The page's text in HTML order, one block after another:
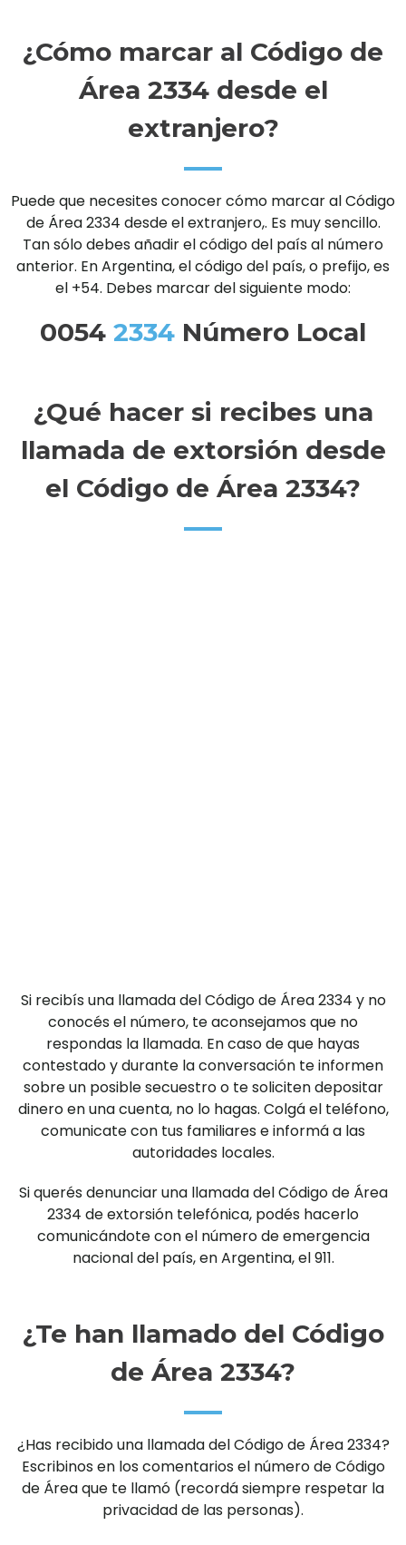
¿Cómo marcar al Código de
Área 2334 desde el
extranjero?
Puede que necesites conocer cómo marcar al Código
de Área 2334 desde el extranjero,. Es muy sencillo.
Tan sólo debes añadir el código del país al número
anterior. En Argentina, el código del país, o prefijo, es
el +54. Debes marcar del siguiente modo:
0054 2334 Número Local
¿Qué hacer si recibes una
llamada de extorsión desde
el Código de Área 2334?
Si recibís una llamada del Código de Área 2334 y no
conocés el número, te aconsejamos que no
respondas la llamada. En caso de que hayas
contestado y durante la conversación te informen
sobre un posible secuestro o te soliciten depositar
dinero en una cuenta, no lo hagas. Colgá el teléfono,
comunicate con tus familiares e informá a las
autoridades locales.
Si querés denunciar una llamada del Código de Área
2334 de extorsión telefónica, podés hacerlo
comunicándote con el número de emergencia
nacional del país, en Argentina, el 911.
¿Te han llamado del Código
de Área 2334?
¿Has recibido una llamada del Código de Área 2334?
Escribinos en los comentarios el número de Código
de Área que te llamó (recordá siempre respetar la
privacidad de las personas).